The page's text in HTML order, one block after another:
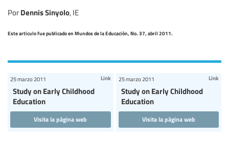
Por Dennis Sinyolo, IE
Este articulo fue publicado en Mundos de la Educación, No. 37, abril 2011.
Study on Early Childhood
Education
25 marzo 2011 Link
Visita la página web
Study on Early Childhood
Education
25 marzo 2011 Link
Visita la página web